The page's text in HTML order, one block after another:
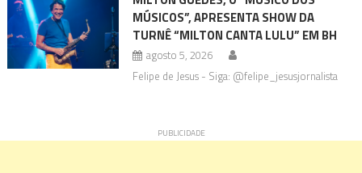
MÚSICOS”, APRESENTA SHOW DA
TURNÊ “MILTON CANTA LULU” EM BH
agosto 5, 2026
Felipe de Jesus - Siga: @felipe_jesusjornalista